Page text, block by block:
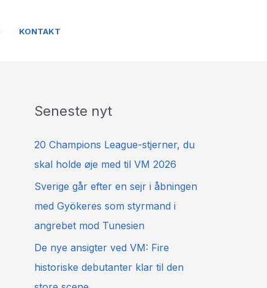
KONTAKT
Seneste nyt
20 Champions League-stjerner, du
skal holde øje med til VM 2026
Sverige går efter en sejr i åbningen
med Gyökeres som styrmand i
angrebet mod Tunesien
De nye ansigter ved VM: Fire
historiske debutanter klar til den